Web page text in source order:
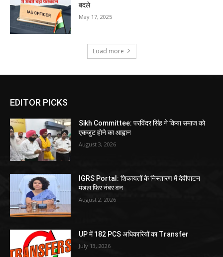
बदले
May 17, 2025
Load more
EDITOR PICKS
Sikh Committee: परविंदर सिंह ने किया समाज को
एकजुट होने का आह्वान
August 3, 2026
IGRS Portal: शिकायतों के निस्तारण में देवीपाटन
मंडल फिर नंबर वन
August 2, 2026
UP में 182 PCS अधिकारियों का Transfer
July 13, 2026